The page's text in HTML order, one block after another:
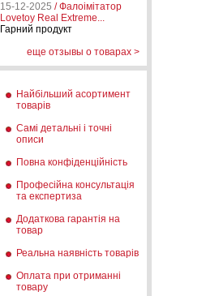
15-12-2025 / Фалоімітатор
Lovetoy Real Extreme...
Гарний продукт
еще отзывы о товарах >
Найбільший асортимент
товарів
Самі детальні і точні
описи
Повна конфіденційність
Професійна консультація
та експертиза
Додаткова гарантія на
товар
Реальна наявність товарів
Оплата при отриманні
товару